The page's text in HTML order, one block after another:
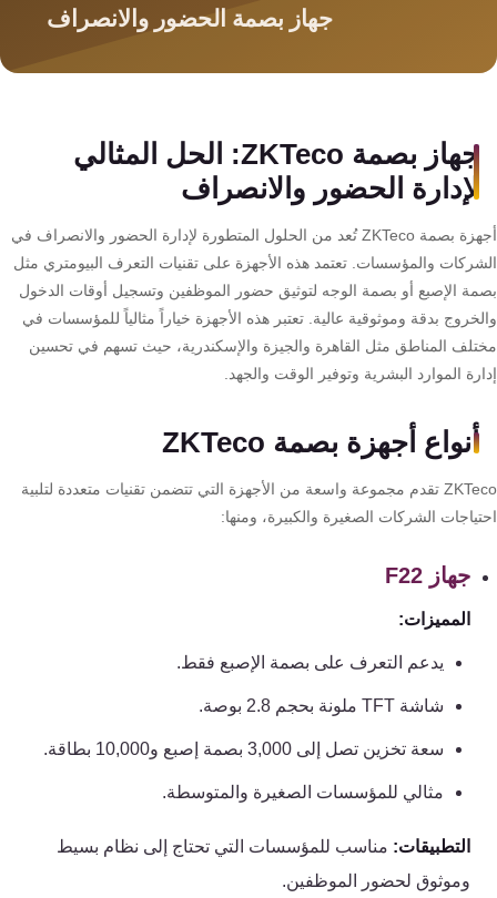
AR
جهاز بصمة ZKTeco: الحل المثالي
لإدارة الحضور والانصراف
أجهزة بصمة ZKTeco تُعد من الحلول المتطورة لإدارة الحضور والانصراف في
والمؤسسات. تعتمد هذه الأجهزة على تقنيات التعرف البيومتري مثل
الإصبع أو بصمة الوجه لتوثيق حضور الموظفين وتسجيل أوقات الدخول
بدقة وموثوقية عالية. تعتبر هذه الأجهزة خياراً مثالياً للمؤسسات في
المناطق مثل القاهرة والجيزة والإسكندرية، حيث تسهم في تحسين
الموارد البشرية وتوفير الوقت والجهد.
أنواع أجهزة بصمة ZKTeco
ZKTeco تقدم مجموعة واسعة من الأجهزة التي تتضمن تقنيات متعددة لتلبية
الشركات الصغيرة والكبيرة، ومنها:
جهاز F22
المميزات:
يدعم التعرف على بصمة الإصبع فقط.
شاشة TFT ملونة بحجم 2.8 بوصة.
سعة تخزين تصل إلى 3,000 بصمة إصبع و10,000 بطاقة.
مثالي للمؤسسات الصغيرة والمتوسطة.
التطبيقات:مناسب للمؤسسات التي تحتاج إلى نظام بسيط
وموثوق لحضور الموظفين.
حلول
أمنية
للشركات
والمصانع
جهاز
بصمة
والانصراف
تقوية
المحمول
انتركم
إنذار
السرقة
أنظمة
إنذار